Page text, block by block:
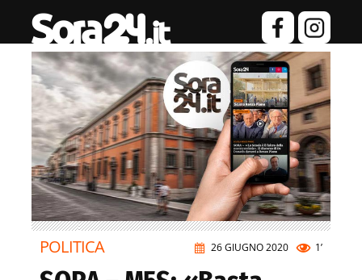
26 GIUGNO 2020 1’
POLITICA